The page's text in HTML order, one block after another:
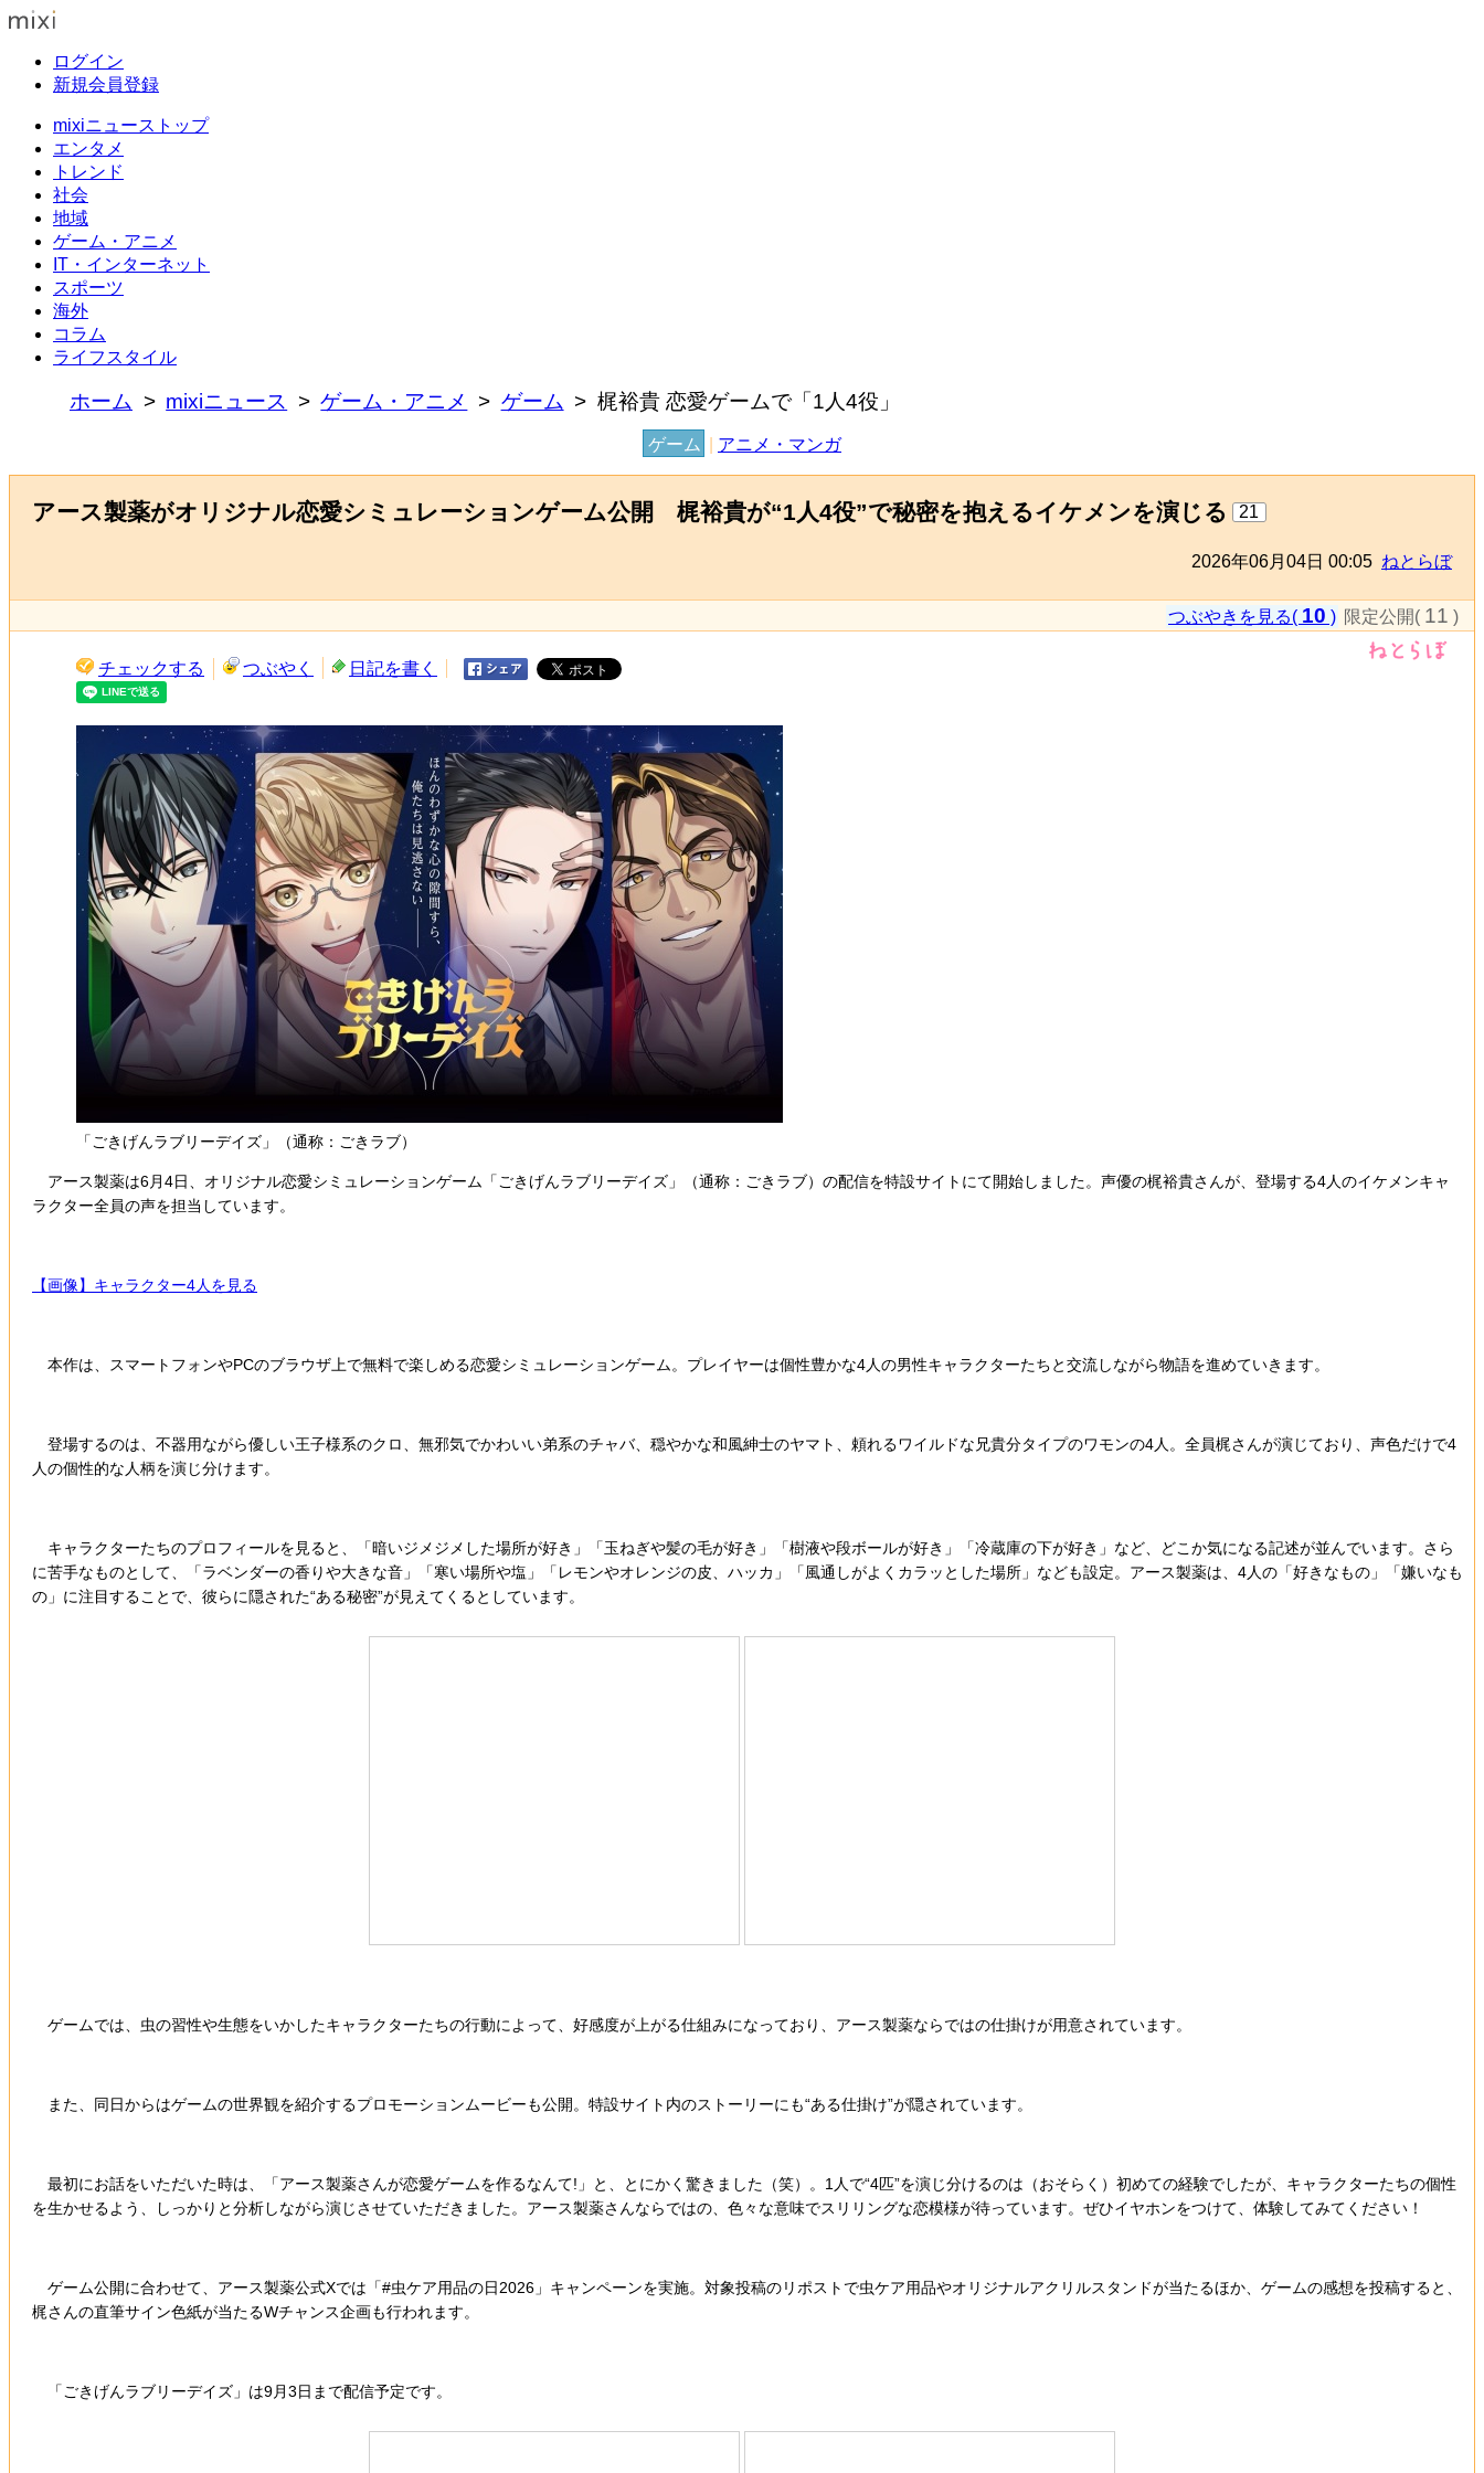
ログイン
新規会員登録
mixiニューストップ
エンタメ
トレンド
社会
地域
ゲーム・アニメ
IT・インターネット
スポーツ
海外
コラム
ライフスタイル
ホーム mixiニュース ゲーム・アニメ ゲーム 梶裕貴 恋愛ゲームで「1人4役」
ゲーム アニメ・マンガ
アース製薬がオリジナル恋愛シミュレーションゲーム公開 梶裕貴が“1人4役”で秘密を抱えるイケメンを演じる 21
2026年06月04日 00:05 ねとらぼ
つぶやきを見る( 10 ) 限定公開( 11 )
チェックする つぶやく 日記を書く
「ごきげんラブリーデイズ」（通称：ごきラブ）
アース製薬は6月4日、オリジナル恋愛シミュレーションゲーム「ごきげんラブリーデイズ」（通称：ごきラブ）の配信を特設サイトにて開始しました。声優の梶裕貴さんが、登場する4人のイケメンキャ
ラクター全員の声を担当しています。
【画像】キャラクター4人を見る
本作は、スマートフォンやPCのブラウザ上で無料で楽しめる恋愛シミュレーションゲーム。プレイヤーは個性豊かな4人の男性キャラクターたちと交流しながら物語を進めていきます。
登場するのは、不器用ながら優しい王子様系のクロ、無邪気でかわいい弟系のチャバ、穏やかな和風紳士のヤマト、頼れるワイルドな兄貴分タイプのワモンの4人。全員梶さんが演じており、声色だけで4
人の個性的な人柄を演じ分けます。
キャラクターたちのプロフィールを見ると、「暗いジメジメした場所が好き」「玉ねぎや髪の毛が好き」「樹液や段ボールが好き」「冷蔵庫の下が好き」など、どこか気になる記述が並んでいます。さら
に苦手なものとして、「ラベンダーの香りや大きな音」「寒い場所や塩」「レモンやオレンジの皮、ハッカ」「風通しがよくカラッとした場所」なども設定。アース製薬は、4人の「好きなもの」「嫌いなも
の」に注目することで、彼らに隠された“ある秘密”が見えてくるとしています。
ゲームでは、虫の習性や生態をいかしたキャラクターたちの行動によって、好感度が上がる仕組みになっており、アース製薬ならではの仕掛けが用意されています。
また、同日からはゲームの世界観を紹介するプロモーションムービーも公開。特設サイト内のストーリーにも“ある仕掛け”が隠されています。
最初にお話をいただいた時は、「アース製薬さんが恋愛ゲームを作るなんて!」と、とにかく驚きました（笑）。1人で“4匹”を演じ分けるのは（おそらく）初めての経験でしたが、キャラクターたちの個性
を生かせるよう、しっかりと分析しながら演じさせていただきました。アース製薬さんならではの、色々な意味でスリリングな恋模様が待っています。ぜひイヤホンをつけて、体験してみてください！
ゲーム公開に合わせて、アース製薬公式Xでは「#虫ケア用品の日2026」キャンペーンを実施。対象投稿のリポストで虫ケア用品やオリジナルアクリルスタンドが当たるほか、ゲームの感想を投稿すると、
梶さんの直筆サイン色紙が当たるWチャンス企画も行われます。
「ごきげんラブリーデイズ」は9月3日まで配信予定です。